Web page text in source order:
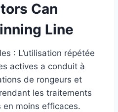
Can
Line
: L’utilisation répétée
actives a conduit à
de rongeurs et
les traitements
moins efficaces.